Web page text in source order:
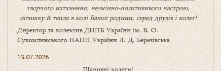
творчого натхнення, незмінно-позитивнвого настрою,
затишкуйтепла в коліВашоїродини, серед друзів і колег!
Директор та колектив ДНПБ України ім. В. О.
Сухомлинського НАПН України Л. Д. Березівська
13.07.2026
Шановні колеги!